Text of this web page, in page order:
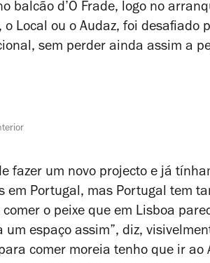
balcão d’O Frade, logo no
Local ou o Audaz, foi desafiado
sem perder ainda assim a
fazer um novo projecto e já
em Portugal, mas Portugal tem
o peixe que em Lisboa
espaço assim”, diz,
comer moreia tenho que ir ao